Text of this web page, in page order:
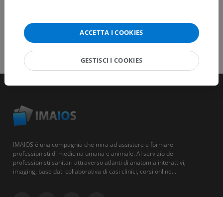
IMAIOS è una compagnia che mira ad assistere e formare
professionisti di medicina umana e animale. Al servizio dei
professionisti sanitari attraverso atlanti di anatomia interattivi,
imaging, base dati collaborativa di casi clinici, corsi online...
ACCETTA I COOKIES
GESTISCI I COOKIES